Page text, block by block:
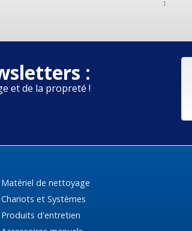
:
et de la propreté !
Matériel de nettoyage
Chariots et Systèmes
Produits d'entretien